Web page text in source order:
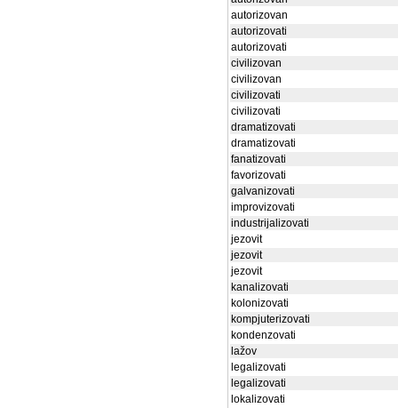
autorizovan
autorizovati
autorizovati
civilizovan
civilizovan
civilizovati
civilizovati
dramatizovati
dramatizovati
fanatizovati
favorizovati
galvanizovati
improvizovati
industrijalizovati
jezovit
jezovit
jezovit
kanalizovati
kolonizovati
kompjuterizovati
kondenzovati
lažov
legalizovati
legalizovati
lokalizovati